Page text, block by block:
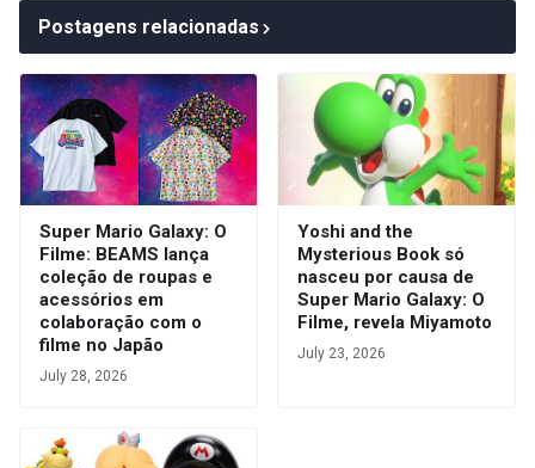
Postagens relacionadas
Super Mario Galaxy: O
Filme: BEAMS lança
coleção de roupas e
acessórios em
colaboração com o
filme no Japão
July 28, 2026
Yoshi and the
Mysterious Book só
nasceu por causa de
Super Mario Galaxy: O
Filme, revela Miyamoto
July 23, 2026